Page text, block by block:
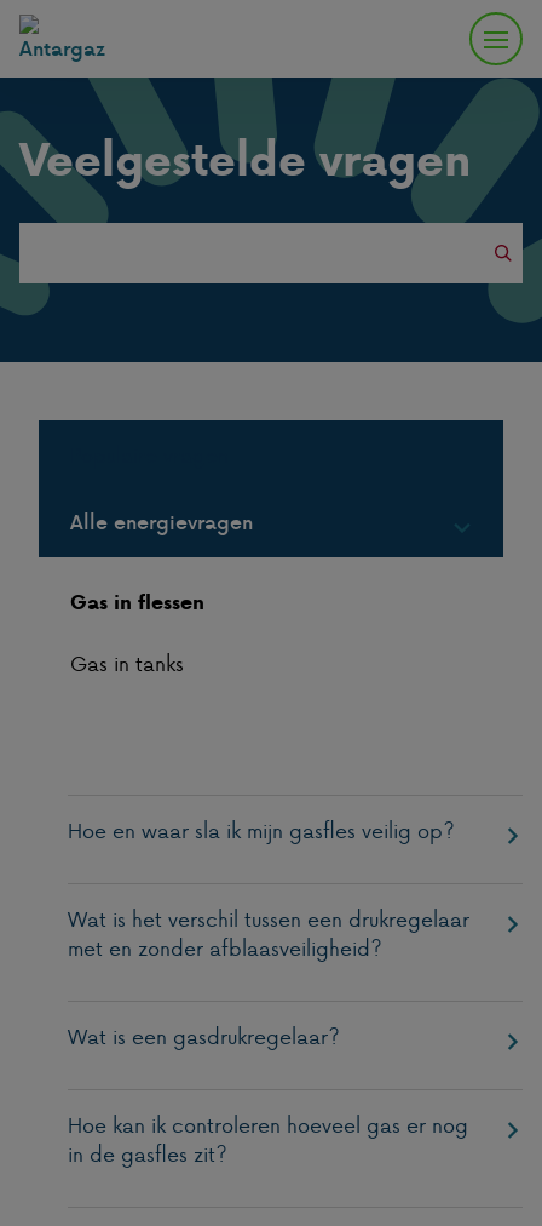
Veelgestelde vragen
this
website
Alle energievragen
Gas in flessen
Gas in tanks
Hoe en waar sla ik mijn gasfles veilig op?
Wat is het verschil tussen een drukregelaar
met en zonder afblaasveiligheid?
Wat is een gasdrukregelaar?
Hoe kan ik controleren hoeveel gas er nog
in de gasfles zit?